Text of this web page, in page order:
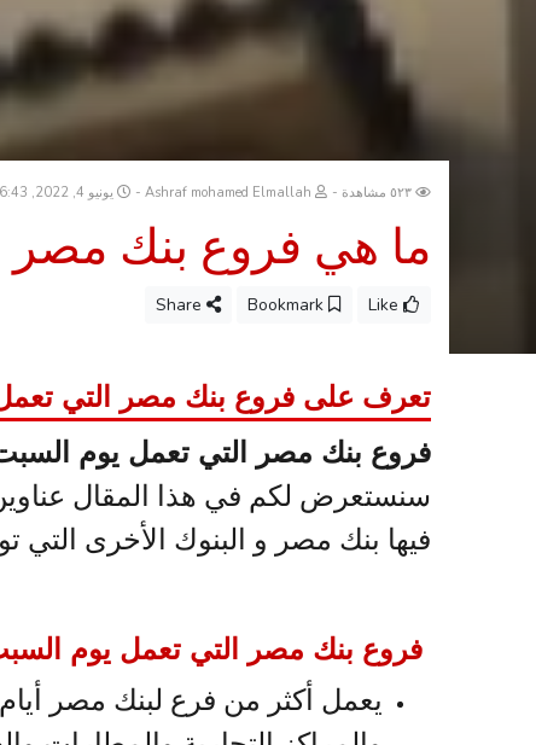
يونيو 4, 2022, 6:43 ص
ما هي فروع بنك مصر
تعرف على فروع بنك مصر التي
فروع بنك مصر التي تعمل يوم
سنستعرض لكم في هذا المقال
فيها بنك مصر و البنوك الأخرى التي
فروع بنك مصر التي تعمل يوم
يعمل أكثر من فرع لبنك مصر